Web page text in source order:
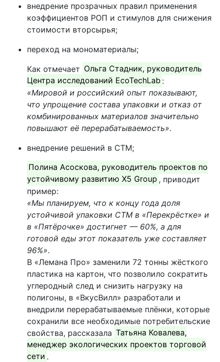
внедрение прозрачных правил применения
коэффициентов РОП и стимулов для снижения
стоимости вторсырья;
переход на мономатериалы;
Как отмечает Ольга Стадник, руководитель
Центра исследований EcoTechLab :
«Мировой и российский опыт показывают,
что упрощение состава упаковки и отказ от
комбинированных материалов значительно
повышают её перерабатываемость».
внедрение решений в СТМ;
Полина Асоскова, руководитель проектов по
устойчивому развитию X5 Group , приводит
пример:
«Мы планируем, что к концу года доля
устойчивой упаковки СТМ в «Перекрёстке» и
в «Пятёрочке» достигнет — 60%, а для
готовой еды этот показатель уже составляет
96%».
В «Лемана Про» заменили 72 тонны жёсткого
пластика на картон, что позволило сократить
углеродный след и снизить нагрузку на
полигоны, в «ВкусВилл» разработали и
внедрили перерабатываемые плёнки, которые
сохранили все необходимые потребительские
свойства, рассказала Татьяна Ковалева,
менеджер экологических проектов торговой
сети .